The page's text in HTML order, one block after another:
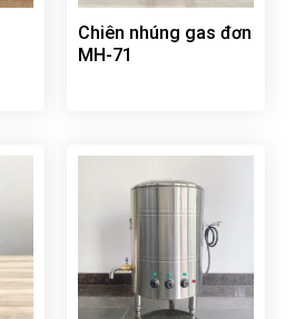
Chiên nhúng gas đơn
MH-71